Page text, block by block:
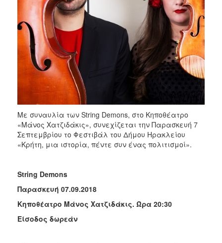
ΠΟΛΙΤΙΣΜΟΣ
ΑΝΘΕΚΤΙΚΗ
Με συναυλία των String Demons, στο Κηποθέατρο
«Μάνος Χατζιδάκις», συνεχίζεται την Παρασκευή 7
Σεπτεμβρίου το Φεστιβάλ του Δήμου Ηρακλείου
«Κρήτη, μια ιστορία, πέντε συν ένας πολιτισμοί».
String Demons
Παρασκευή 07.09.2018
Κηποθέατρο Μάνος Χατζιδάκις. Ώρα 20:30
Είσοδος δωρεάν